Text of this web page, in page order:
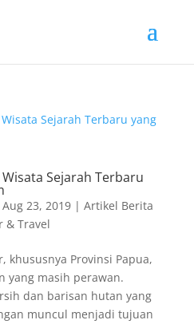
Sejarah Terbaru
Aug 23, 2019| Artikel Berita
& Travel
khususnya Provinsi Papua,
yang masih perawan.
dan barisan hutan yang
muncul menjadi tujuan